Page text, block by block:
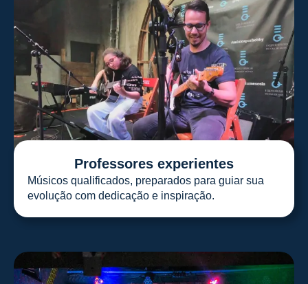
Professores experientes
Músicos qualificados, preparados para guiar sua
evolução com dedicação e inspiração.